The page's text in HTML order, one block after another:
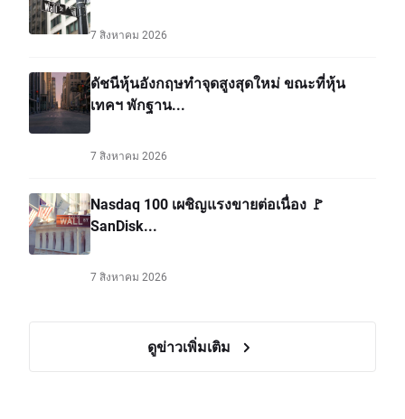
7 สิงหาคม 2026
ดัชนีหุ้นอังกฤษทำจุดสูงสุดใหม่ ขณะที่หุ้น
เทคฯ พักฐาน...
7 สิงหาคม 2026
Nasdaq 100 เผชิญแรงขายต่อเนื่อง 🚩
SanDisk...
7 สิงหาคม 2026
ดูข่าวเพิ่มเติม